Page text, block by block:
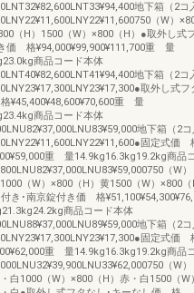
地下箱（2コ
（W）
（H）1500（W）×800（H）●取外し式
価 格¥94,000¥99,900¥111,700重 量
商品コード本体
地下箱（2コ
取外し式フ
¥45,400¥48,600¥70,600重 量
商品コード本体
地下箱（2コ
固定式価
重 量14.9kg16.3kg19.2kg商品
（W）
（W）×800（H）黄1500（W）×800
き･南京錠付き価 格
商品コード本体
地下箱（2コ
固定式価
重 量14.9kg16.3kg19.2kg商品
（W）
白1000（W）×800（H）赤・白1500（W）